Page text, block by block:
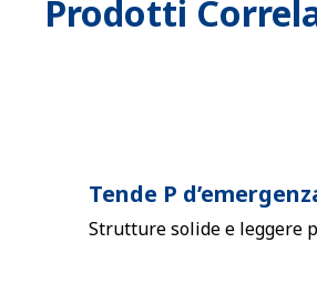
Prodotti
Tende P
Strutture solide e leggere